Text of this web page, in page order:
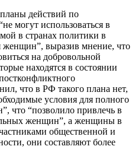
действий по
могут использоваться в
в странах политики в
женщин”, выразив мнение, что
на добровольной
находятся в состоянии
что в РФ такого плана нет,
условия для полного
что “позволило привлечь в
женщин”, а женщины в
общественной и
они составляют более